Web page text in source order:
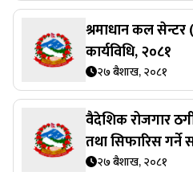
श्रमाधान कल सेन्टर
कार्यविधि, २०८१
२७ बैशाख, २०८१
वैदेशिक रोजगार
तथा सिफारिस गर्ने
२७ बैशाख, २०८१